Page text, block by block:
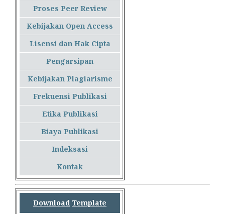
Proses Peer Review
Kebijakan Open Access
Lisensi dan Hak Cipta
Pengarsipan
Kebijakan Plagiarisme
Frekuensi Publikasi
Etika Publikasi
Biaya Publikasi
Indeksasi
Kontak
Download Template